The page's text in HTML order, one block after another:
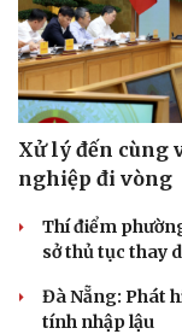
Xử lý đến cùng
nghiệp đi vòng
Thí điểm
sở thủ tục thay
Đà Nẵng: Phát
tính nhập lậu